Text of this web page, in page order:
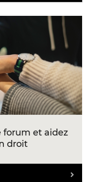
et aidez
droit